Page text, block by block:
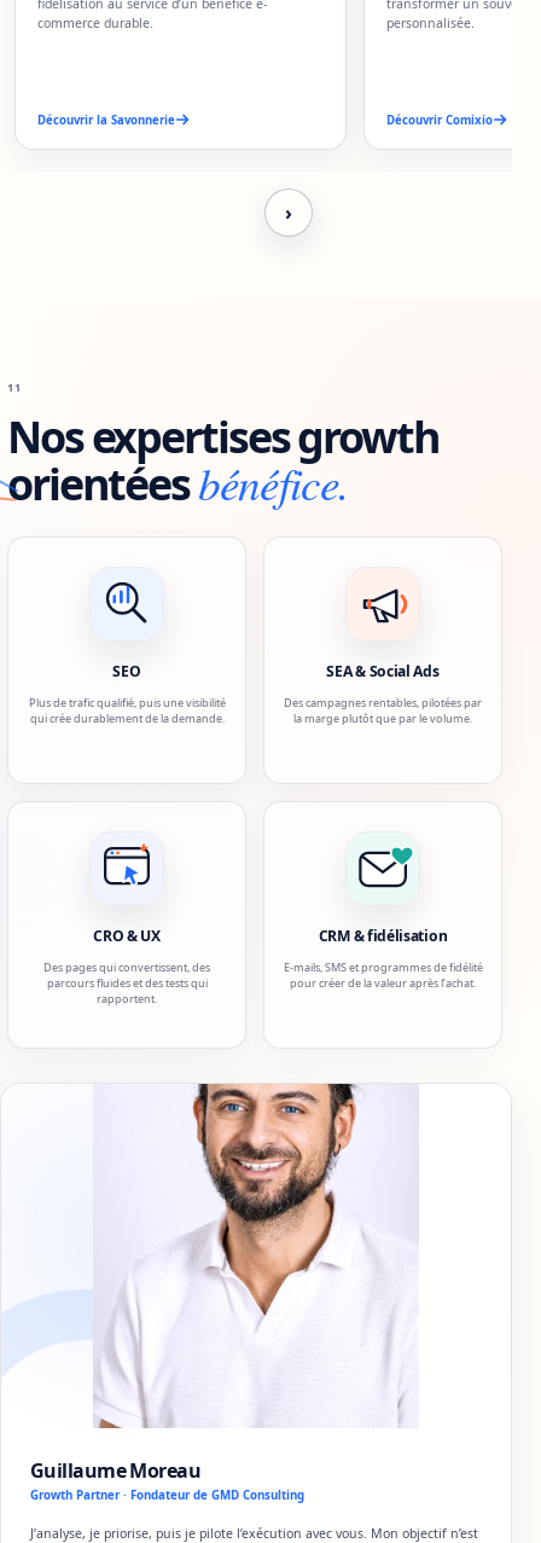
fidélisation au service d’un bénéfice e-
commerce durable.
Découvrir la Savonnerie
transformer un souvenir
personnalisée.
Découvrir Comixio
(nouvelle fenêtre)
›
11
Nos expertises growth
orientéesbénéfice.
SEO
Plus de trafic qualifié, puis une visibilité
qui crée durablement de la demande.
SEA & Social Ads
Des campagnes rentables, pilotées par
la marge plutôt que par le volume.
CRO & UX
Des pages qui convertissent, des
parcours fluides et des tests qui
rapportent.
CRM & fidélisation
E-mails, SMS et programmes de fidélité
pour créer de la valeur après l’achat.
Guillaume Moreau
Growth Partner · Fondateur de GMD Consulting
J’analyse, je priorise, puis je pilote l’exécution avec vous. Mon objectif n’est